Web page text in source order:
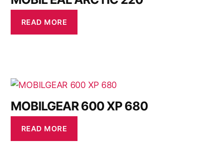
READ MORE
MOBILGEAR 600 XP 680
READ MORE